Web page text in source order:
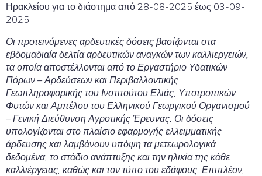
Ηρακλείου για το διάστημα από 28-08-2025 έως 03-09-
2025.
Οι προτεινόμενες αρδευτικές δόσεις βασίζονται στα
εβδομαδιαία δελτία αρδευτικών αναγκών των καλλιεργειών,
τα οποία αποστέλλονται από το Εργαστήριο Υδατικών
Πόρων – Αρδεύσεων και Περιβαλλοντικής
Γεωπληροφορικής του Ινστιτούτου Ελιάς, Υποτροπικών
Φυτών και Αμπέλου του Ελληνικού Γεωργικού Οργανισμού
– Γενική Διεύθυνση Αγροτικής Έρευνας. Οι δόσεις
υπολογίζονται στο πλαίσιο εφαρμογής ελλειμματικής
άρδευσης και λαμβάνουν υπόψη τα μετεωρολογικά
δεδομένα, το στάδιο ανάπτυξης και την ηλικία της κάθε
καλλιέργειας, καθώς και τον τύπο του εδάφους. Επιπλέον,